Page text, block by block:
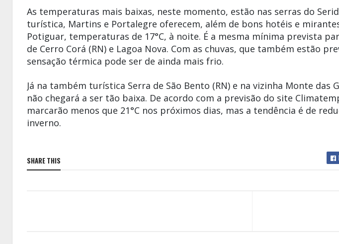
As temperaturas mais baixas, neste momento, estão nas serras do
turística, Martins e Portalegre oferecem, além de bons hotéis e
Potiguar, temperaturas de 17°C, à noite. É a mesma mínima prevista
de Cerro Corá (RN) e Lagoa Nova. Com as chuvas, que também estão
sensação térmica pode ser de ainda mais frio.
Já na também turística Serra de São Bento (RN) e na vizinha Monte das
não chegará a ser tão baixa. De acordo com a previsão do site
marcarão menos que 21°C nos próximos dias, mas a tendência é de
inverno.
SHARE THIS